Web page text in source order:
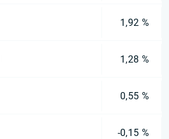
1,92 %
1,28 %
0,55 %
-0,15 %